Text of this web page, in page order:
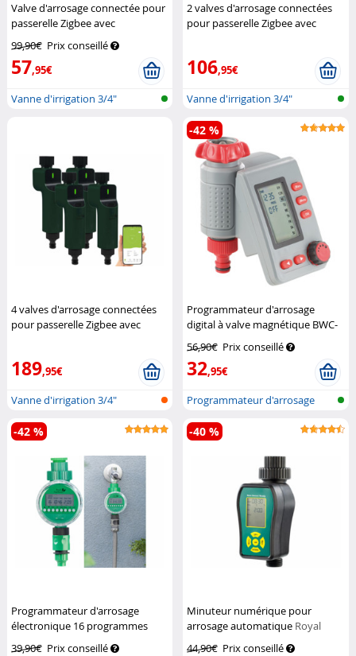
Valve d'arrosage connectée pour
passerelle Zigbee avec
commandes vocales Royal
Gardineer
99,90€ Prix conseillé
57,95€
Vanne d'irrigation 3/4"
2 valves d'arrosage connectées
pour passerelle Zigbee avec
106,95€
Vanne d'irrigation 3/4"
compatible...
4 valves d'arrosage connectées
pour passerelle Zigbee avec
189,95€
Vanne d'irrigation 3/4"
compatible...
Programmateur d'arrosage
digital à valve magnétique BWC-
Royal Gardineer
56,90€ Prix conseillé
32,95€
-42 %
Programmateur d'arrosage
électroniq...
Programmateur d'arrosage
électronique 16 programmes
Royal Gardineer
39,90€ Prix conseillé
-42 %
Minuteur numérique pour
arrosage automatique Royal
44,90€ Prix conseillé
-40 %